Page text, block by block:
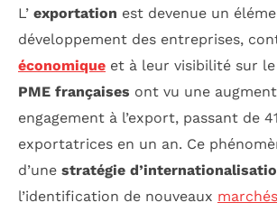
L’ exportation est devenue un
développement des entreprises,
économique et à leur visibilité sur
PME françaises ont vu une
engagement à l’export, passant de
exportatrices en un an. Ce
d’une stratégie
l’identification de nouveaux marchés